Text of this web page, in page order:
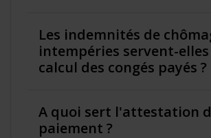
Les indemnités de
intempéries servent-elles
calcul des congés payés ?
A quoi sert l'attestation
paiement ?